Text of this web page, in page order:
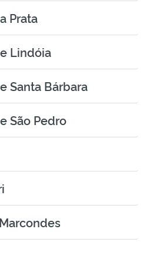
Prata
Lindóia
Santa Bárbara
São Pedro